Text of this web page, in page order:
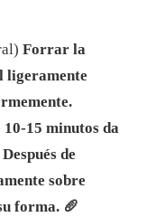
Forrar la
ligeramente
15 minutos da
de
sobre
forma. 🥖